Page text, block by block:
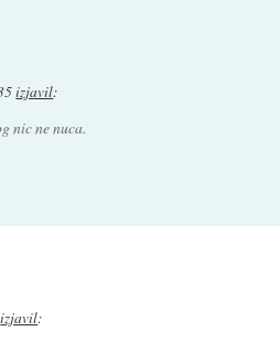
izjavil:
nic ne nuca.
izjavil: